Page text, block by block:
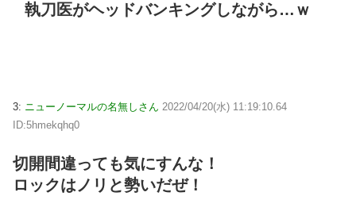
執刀医がヘッドバンキングしながら…ｗ
3: ニューノーマルの名無しさん 2022/04/20(水) 11:19:10.64
ID:5hmekqhq0
切開間違っても気にすんな！
ロックはノリと勢いだぜ！